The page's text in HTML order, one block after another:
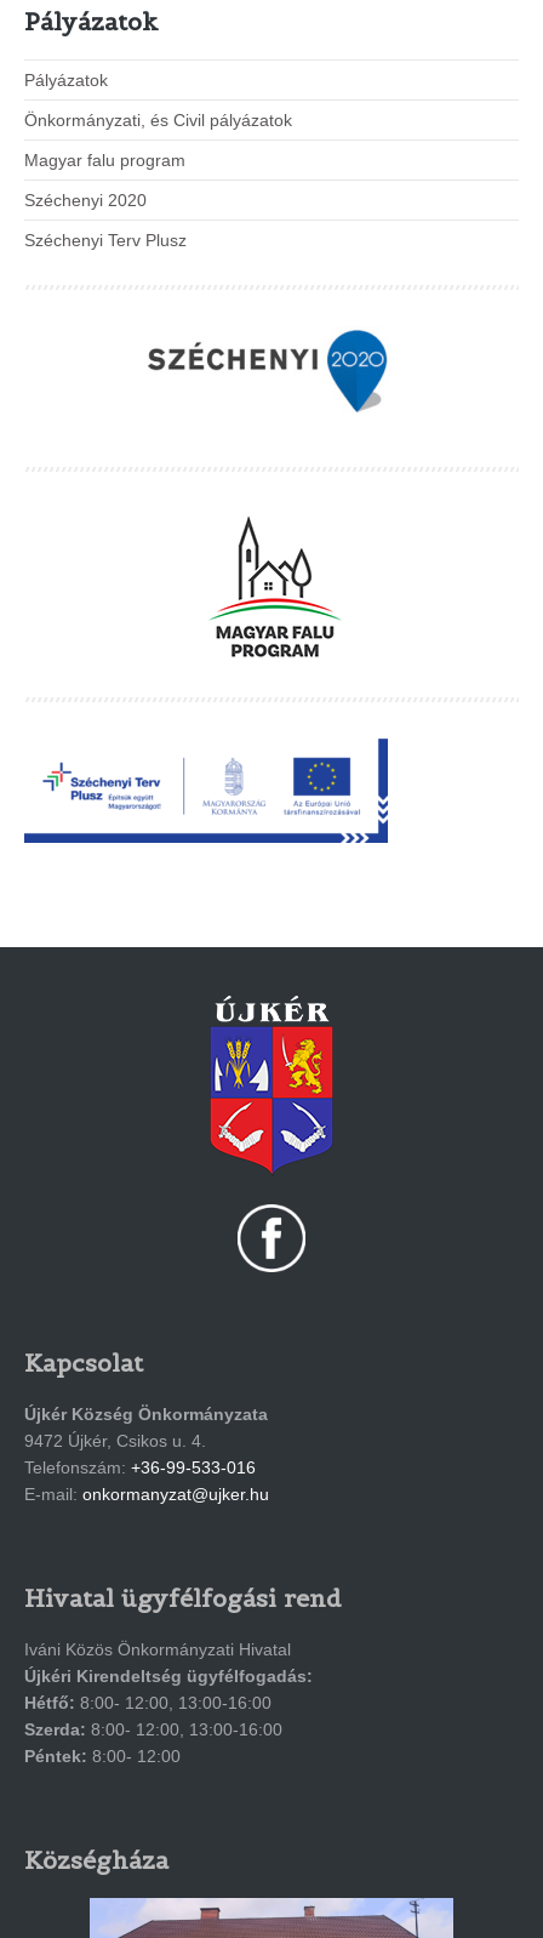
Pályázatok
Pályázatok
Önkormányzati, és Civil pályázatok
Magyar falu program
Széchenyi 2020
Széchenyi Terv Plusz
Kapcsolat
Újkér Község Önkormányzata
9472 Újkér, Csikos u. 4.
Telefonszám: +36-99-533-016
E-mail: onkormanyzat@ujker.hu
Hivatal ügyfélfogási rend
Iváni Közös Önkormányzati Hivatal
Újkéri Kirendeltség ügyfélfogadás:
Hétfő: 8:00- 12:00, 13:00-16:00
Szerda: 8:00- 12:00, 13:00-16:00
Péntek: 8:00- 12:00
Községháza